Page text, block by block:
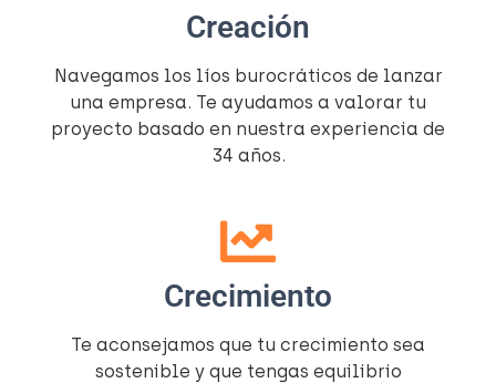
Creación
Navegamos los líos burocráticos de lanzar
una empresa. Te ayudamos a valorar tu
proyecto basado en nuestra experiencia de
34 años.
Crecimiento
Te aconsejamos que tu crecimiento sea
sostenible y que tengas equilibrio